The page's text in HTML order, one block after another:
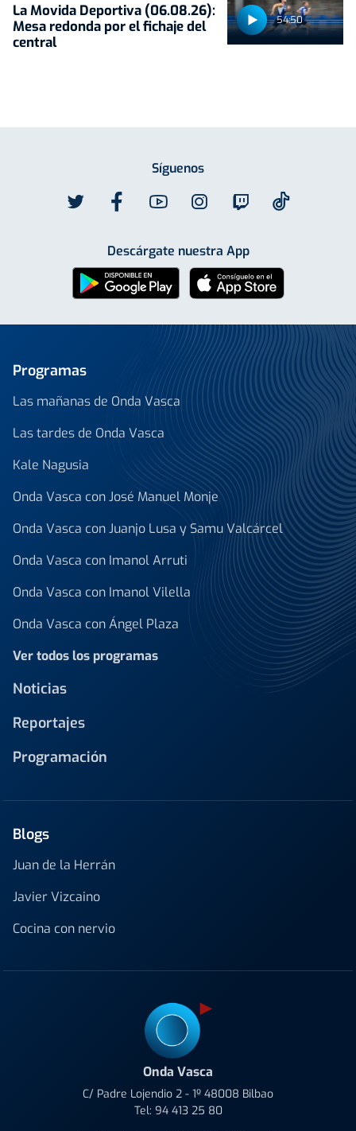
54:50
La Movida Deportiva (06.08.26):
Mesa redonda por el fichaje del
central
Síguenos
Descárgate nuestra App
Programas
Las mañanas de Onda Vasca
Las tardes de Onda Vasca
Kale Nagusia
Onda Vasca con José Manuel Monje
Onda Vasca con Juanjo Lusa y Samu Valcárcel
Onda Vasca con Imanol Arruti
Onda Vasca con Imanol Vilella
Onda Vasca con Ángel Plaza
Ver todos los programas
Noticias
Reportajes
Programación
Blogs
Juan de la Herrán
Javier Vizcaino
Cocina con nervio
Onda Vasca
C/ Padre Lojendio 2 - 1º 48008 Bilbao
Tel: 94 413 25 80